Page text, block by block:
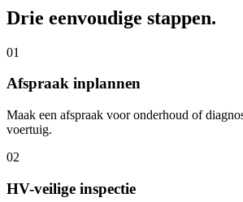
Drie eenvoudige stappen.
01
Afspraak inplannen
Maak een afspraak voor onderhoud of
voertuig.
02
HV-veilige inspectie